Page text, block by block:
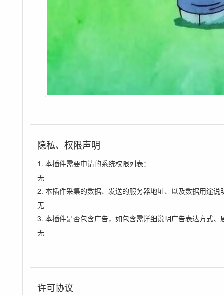
隐私、权限声明
1. 本插件需要申请的系统权限列表：
无
2. 本插件采集的数据、发送的服务器地址、以及数据用途说
无
3. 本插件是否包含广告，如包含需详细说明广告表达方式、
无
许可协议